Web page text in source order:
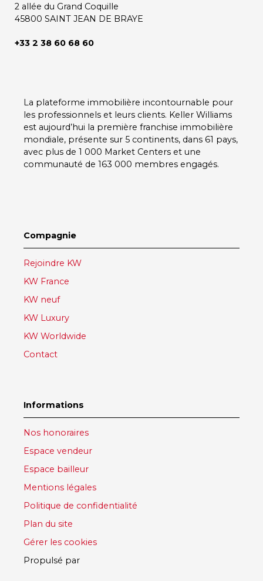
2 allée du Grand Coquille
45800 SAINT JEAN DE BRAYE
+33 2 38 60 68 60
La plateforme immobilière incontournable pour
les professionnels et leurs clients. Keller Williams
est aujourd’hui la première franchise immobilière
mondiale, présente sur 5 continents, dans 61 pays,
avec plus de 1 000 Market Centers et une
communauté de 163 000 membres engagés.
Compagnie
Rejoindre KW
KW France
KW neuf
KW Luxury
KW Worldwide
Contact
Informations
Nos honoraires
Espace vendeur
Espace bailleur
Mentions légales
Politique de confidentialité
Plan du site
Gérer les cookies
Propulsé par